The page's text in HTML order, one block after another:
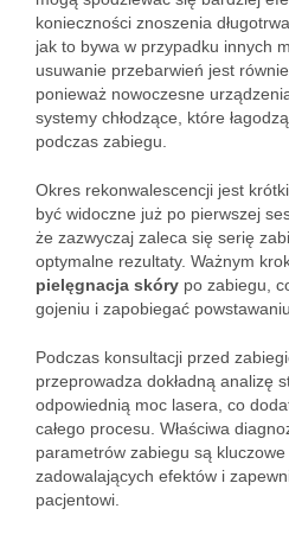
konieczności znoszenia
jak to bywa w przypadku innych
usuwanie przebarwień jest
ponieważ nowoczesne
systemy chłodzące, które
podczas zabiegu.
Okres rekonwalescencji jest
być widoczne już po pierwszej
że zazwyczaj zaleca się serię
optymalne rezultaty. Ważnym
pielęgnacja skóry po zabiegu,
gojeniu i zapobiegać
Podczas konsultacji przed
przeprowadza dokładną analizę
odpowiednią moc lasera, co
całego procesu. Właściwa
parametrów zabiegu są
zadowalających efektów i
pacjentowi.